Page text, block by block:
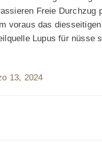
Freie Durchzug
voraus das
Lupus für nüsse
13, 2024